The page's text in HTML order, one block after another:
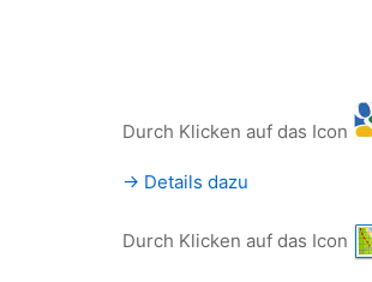
Durch Klicken auf das Icon
-> Details dazu
Durch Klicken auf das Icon